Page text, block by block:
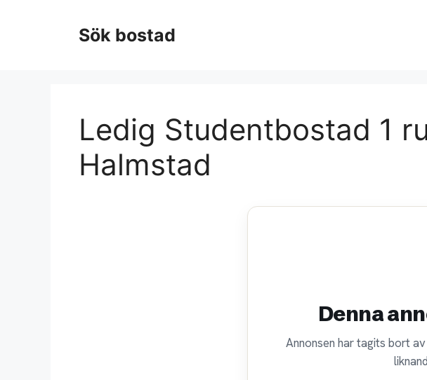
Sök bostad
Ledig Studentbostad 1
Halmstad
Denna
Annonsen har tagits bort